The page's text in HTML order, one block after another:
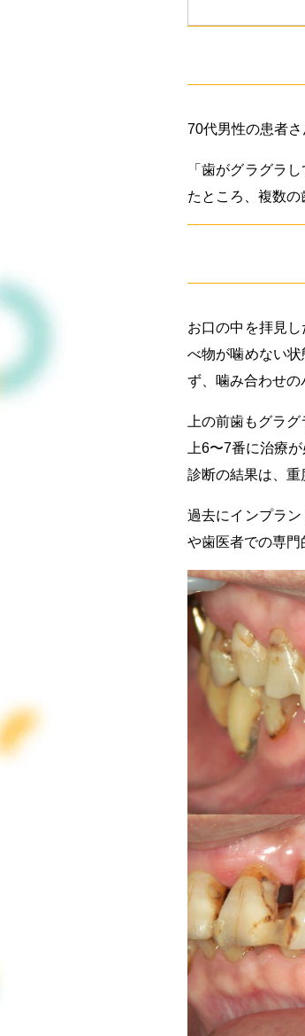
70代男性の患者
「歯がグラグラ
たところ、複数の
お口の中を拝見
べ物が噛めない
ず、噛み合わせの
上の前歯もグラ
上6〜7番に治療が
診断の結果は、重
過去にインプラ
や歯医者での専門